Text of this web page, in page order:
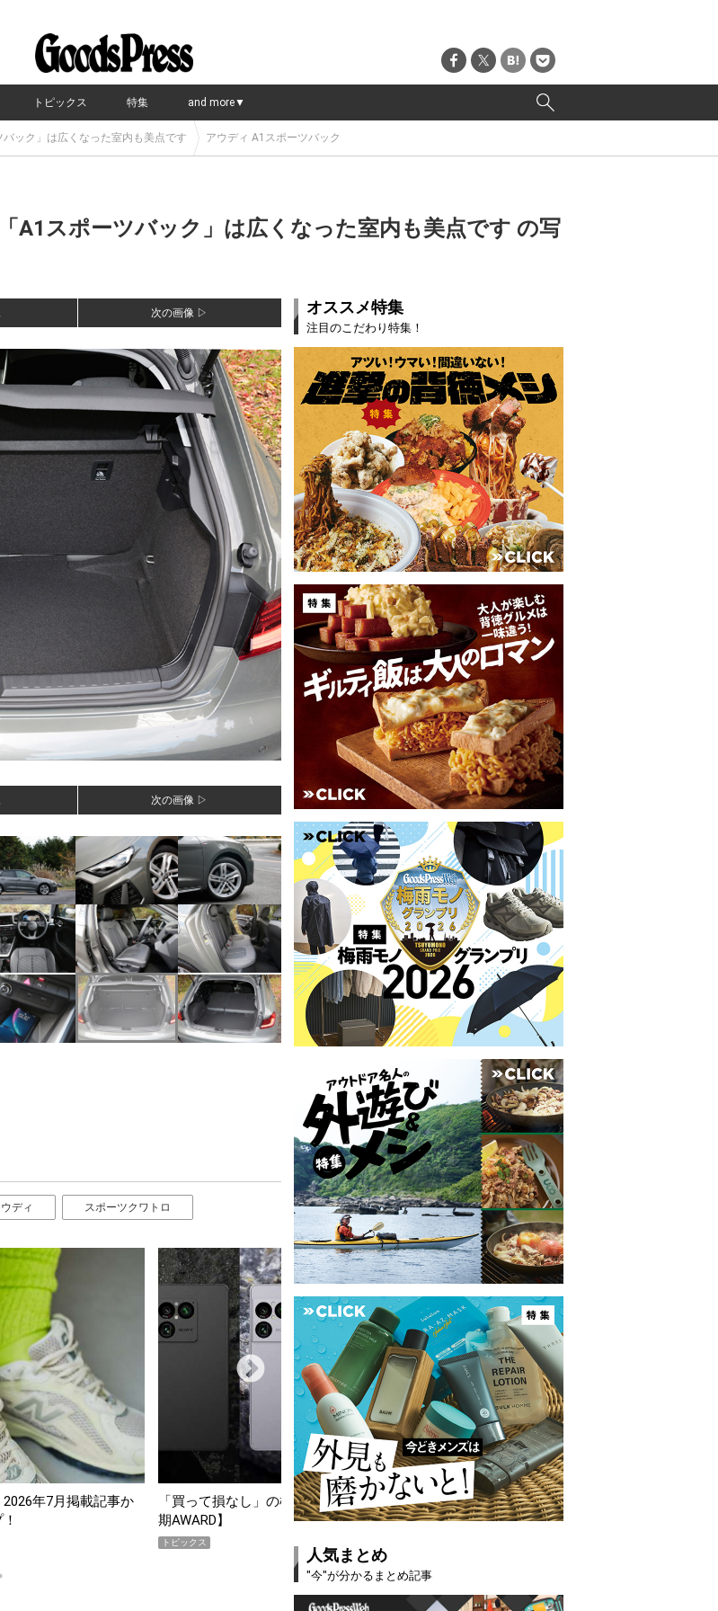
トピックス 特集 and more▼
ック」は広くなった室内も美点です アウディ A1スポーツバック
A1スポーツバック」は広くなった室内も美点です の写
次の画像 ▷
次の画像 ▷
ディ スポーツクワトロ
マホ5選【GoodsPress 2026上半
薄着になる季節の夏こそ“映える”タフな腕時計を。G-
SHOCK「GRAVITYMASTER」は本当に機能も見た…
オススメ特集
注目のこだわり特集！
人気まとめ
"今"が分かるまとめ記事